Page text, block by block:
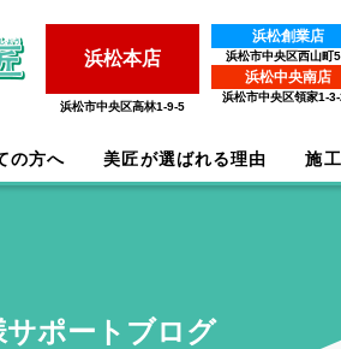
浜松本店
浜松市中央区高林1-9-5
浜松創業店
浜松市中央区西山町
浜松中央南店
浜松市中央区領家1-
の方へ 美匠が選ばれる理由 施
サポートブログ